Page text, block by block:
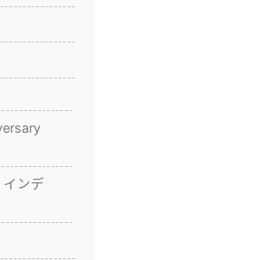
インデ